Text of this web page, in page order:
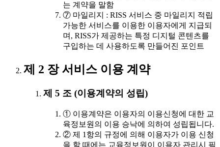
는 계약을 말함
⑦ 마일리지 : RISS 서비스 중 마일리지 적립
가능한 서비스를 이용한 이용자에게 지급되
며, RISS가 제공하는 특정 디지털 콘텐츠를
구입하는 데 사용하도록 만들어진 포인트
제 2 장 서비스 이용 계약
제 5 조 (이용계약의 성립)
① 이용계약은 이용자의 이용신청에 대한 교
육정보원의 이용 승낙에 의하여 성립됩니다.
② 제 1항의 규정에 의해 이용자가 이용 신청
을 할 때에는 교육정보원이 이용자 관리시 필